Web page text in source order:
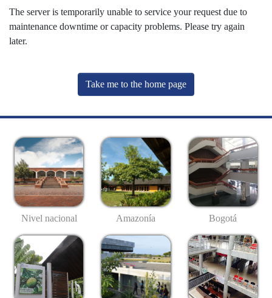
The server is temporarily unable to service your request due to
maintenance downtime or capacity problems. Please try again
later.
Take me to the home page
Nivel nacional Amazonía Bogotá